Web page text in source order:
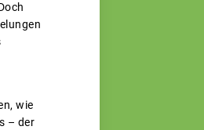
wie
– der